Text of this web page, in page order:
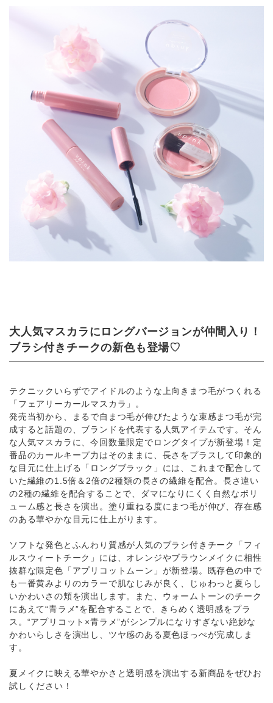
⼤⼈気マスカラにロングバージョンが仲間⼊り！
ブラシ付きチークの新⾊も登場♡
テクニックいらずでアイドルのような上向きまつ⽑がつくれる
「フェアリーカールマスカラ」。
発売当初から、まるで⾃まつ⽑が伸びたような束感まつ⽑が完
成すると話題の、ブランドを代表する⼈気アイテムです。そん
な⼈気マスカラに、今回数量限定でロングタイプが新登場！定
番品のカールキープ⼒はそのままに、⻑さをプラスして印象的
な⽬元に仕上げる「ロングブラック」には、これまで配合して
いた繊維の1.5倍＆2倍の2種類の⻑さの繊維を配合。⻑さ違い
の2種の繊維を配合することで、ダマになりにくく⾃然なボリ
ューム感と⻑さを演出。塗り重ねる度にまつ⽑が伸び、存在感
のある華やかな⽬元に仕上がります。
ソフトな発⾊とふんわり質感が⼈気のブラシ付きチーク「フィ
ルスウィートチーク」には、オレンジやブラウンメイクに相性
抜群な限定⾊「アプリコットムーン」が新登場。既存⾊の中で
も⼀番⻩みよりのカラーで肌なじみが良く、じゅわっと夏らし
いかわいさの頬を演出します。また、ウォームトーンのチーク
にあえて“⻘ラメ”を配合することで、きらめく透明感をプラ
ス。“アプリコット×⻘ラメ”がシンプルになりすぎない絶妙な
かわいらしさを演出し、ツヤ感のある夏⾊ほっぺが完成しま
す。
夏メイクに映える華やかさと透明感を演出する新商品をぜひお
試しください！